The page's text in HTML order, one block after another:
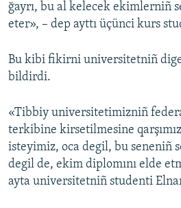
ğayrı, bu al kelecek ekimlerniñ
eter», – dep ayttı üçünci kurs
Bu kibi fikirni universitetniñ
bildirdi.
«Tibbiy universitetimizniñ
terkibine kirsetilmesine
isteyimiz, oca degil, bu seneniñ
degil de, ekim diplomını elde
ayta universitetniñ studenti